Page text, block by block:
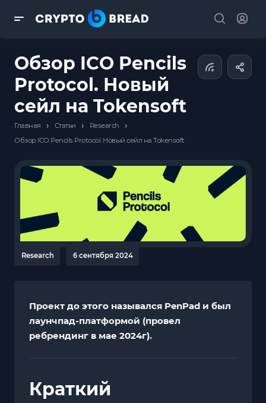
Обзор ICO Pencils
Protocol. Новый
сейл на Tokensoft
Главная › Статьи › Research ›
Обзор ICO Pencils Protocol. Новый сейл на Tokensoft
Research 6 сентября 2024
Проект до этого назывался PenPad и был
лаунчпад-платформой (провел
ребрендинг в мае 2024г).
Краткий